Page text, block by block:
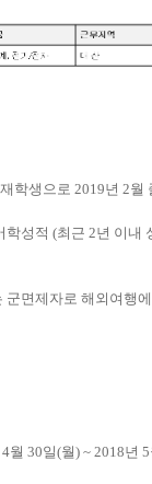
학생으로 2019년 2월
학성적 (최근 2년 이내
군면제자로 해외여행
4월 30일(월) ~ 2018년 5